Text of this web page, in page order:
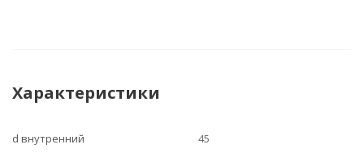
Характеристики
d внутренний
45